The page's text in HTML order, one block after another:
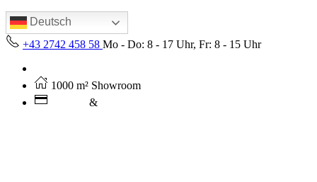
Deutsch
+43 2742 458 58 Mo - Do: 8 - 17 Uhr, Fr: 8 - 15 Uhr
1000 m² Showroom
&